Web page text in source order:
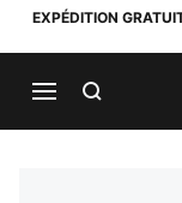
EXPÉDITION